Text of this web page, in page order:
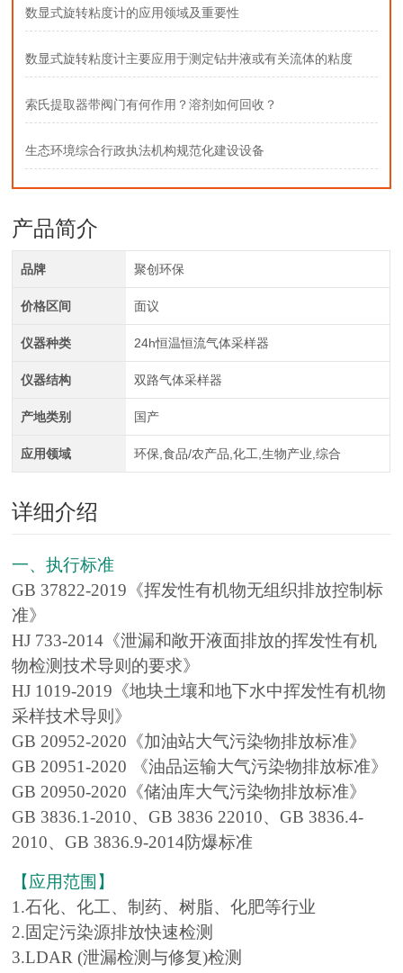
数显式旋转粘度计的应用领域及重要性
数显式旋转粘度计主要应用于测定钻井液或有关流体的粘度
索氏提取器带阀门有何作用？溶剂如何回收？
生态环境综合行政执法机构规范化建设设备
产品简介
品牌 聚创环保
价格区间 面议
仪器种类 24h恒温恒流气体采样器
仪器结构 双路气体采样器
产地类别 国产
应用领域 环保,食品/农产品,化工,生物产业,综合
详细介绍
一、执行标准
GB 37822-2019《挥发性有机物无组织排放控制标
准》
HJ 733-2014《泄漏和敞开液面排放的挥发性有机
物检测技术导则的要求》
HJ 1019-2019《地块土壤和地下水中挥发性有机物
采样技术导则》
GB 20952-2020《加油站大气污染物排放标准》
GB 20951-2020 《油品运输大气污染物排放标准》
GB 20950-2020《储油库大气污染物排放标准》
GB 3836.1-2010、GB 3836 22010、GB 3836.4-
2010、GB 3836.9-2014防爆标准
【应用范围】
1.石化、化工、制药、树脂、化肥等行业
2.固定污染源排放快速检测
3.LDAR (泄漏检测与修复)检测